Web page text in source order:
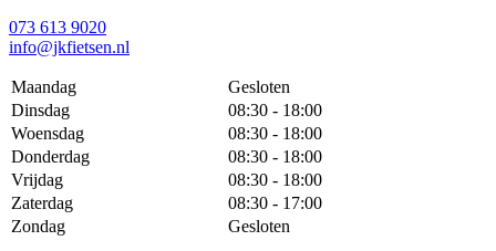
073 613 9020
info@jkfietsen.nl
Maandag
Gesloten
Dinsdag
08:30 - 18:00
Woensdag
08:30 - 18:00
Donderdag
08:30 - 18:00
Vrijdag
08:30 - 18:00
Zaterdag
08:30 - 17:00
Zondag
Gesloten